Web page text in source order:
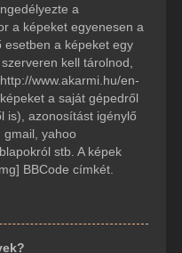
a
a képeket egyenesen a
esetben a képeket egy
kell tárolnod,
www.akarmi.hu/en-
a saját gépedről
is), azonosítást igénylő
yahoo
stb. A képek
BBCode címkét.